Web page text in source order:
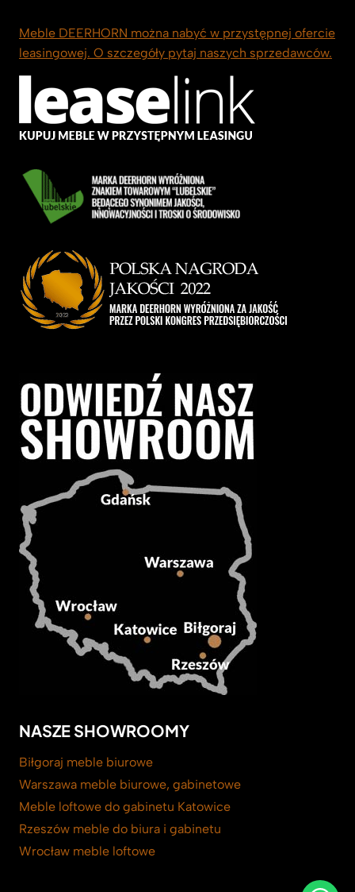
Meble DEERHORN można nabyć w przystępnej ofercie
leasingowej. O szczegóły pytaj naszych sprzedawców.
NASZE SHOWROOMY
Biłgoraj meble biurowe
Warszawa meble biurowe, gabinetowe
Meble loftowe do gabinetu Katowice
Rzeszów meble do biura i gabinetu
Wrocław meble loftowe